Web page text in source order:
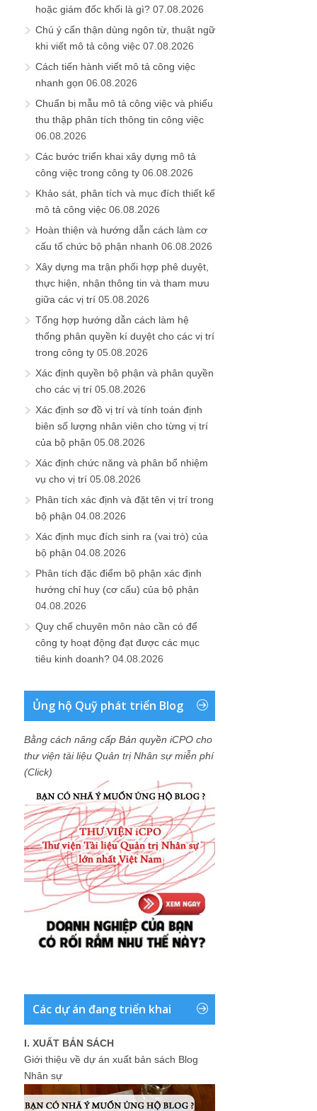
hoặc giám đốc khối là gì? 07.08.2026
Chú ý cẩn thận dùng ngôn từ, thuật ngữ
khi viết mô tả công việc 07.08.2026
Cách tiến hành viết mô tả công việc
nhanh gọn 06.08.2026
Chuẩn bị mẫu mô tả công việc và phiếu
thu thập phân tích thông tin công việc
06.08.2026
Các bước triển khai xây dựng mô tả
công việc trong công ty 06.08.2026
Khảo sát, phân tích và mục đích thiết kế
mô tả công việc 06.08.2026
Hoàn thiện và hướng dẫn cách làm cơ
cấu tổ chức bộ phận nhanh 06.08.2026
Xây dựng ma trận phối hợp phê duyệt,
thực hiện, nhận thông tin và tham mưu
giữa các vị trí 05.08.2026
Tổng hợp hướng dẫn cách làm hệ
thống phân quyền kí duyệt cho các vị trí
trong công ty 05.08.2026
Xác định quyền bộ phận và phân quyền
cho các vị trí 05.08.2026
Xác định sơ đồ vị trí và tính toán định
biên số lượng nhân viên cho từng vị trí
của bộ phận 05.08.2026
Xác định chức năng và phân bổ nhiệm
vụ cho vị trí 05.08.2026
Phân tích xác định và đặt tên vị trí trong
bộ phận 04.08.2026
Xác định mục đích sinh ra (vai trò) của
bộ phận 04.08.2026
Phân tích đặc điểm bộ phận xác định
hướng chỉ huy (cơ cấu) của bộ phận
04.08.2026
Quy chế chuyên môn nào cần có để
công ty hoạt động đạt được các mục
tiêu kinh doanh? 04.08.2026
Ủng hộ Quỹ phát triển Blog
Bằng cách nâng cấp Bản quyền iCPO cho
thư viện tài liệu Quản trị Nhân sự miễn phí
(Click)
Các dự án đang triển khai
I. XUẤT BẢN SÁCH
Giới thiệu về dự án xuất bản sách Blog
Nhân sự